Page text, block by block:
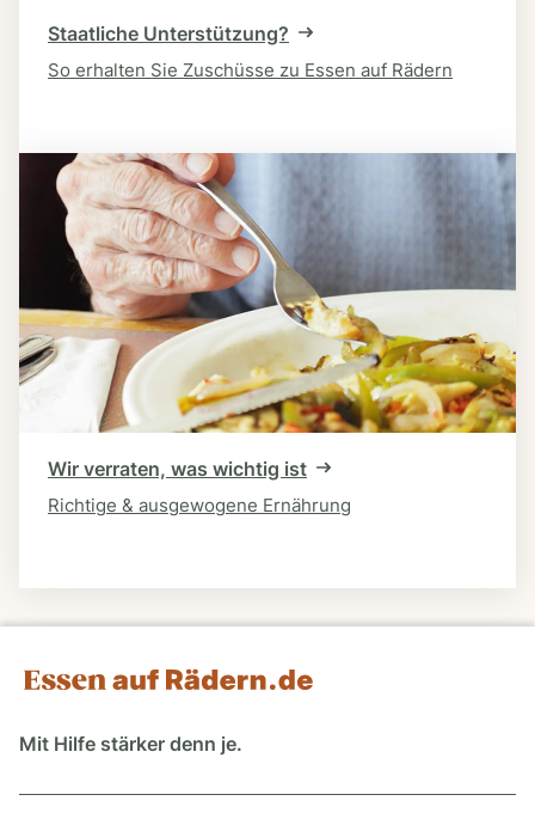
Staatliche Unterstützung?
So erhalten Sie Zuschüsse zu Essen auf Rädern
Wir verraten, was wichtig ist
Richtige & ausgewogene Ernährung
Mit Hilfe stärker denn je.